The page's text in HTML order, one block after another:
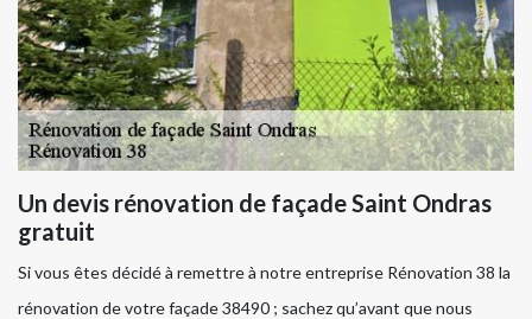
Un devis rénovation de façade Saint Ondras
gratuit
Si vous êtes décidé à remettre à notre entreprise Rénovation 38 la
rénovation de votre façade 38490 ; sachez qu’avant que nous